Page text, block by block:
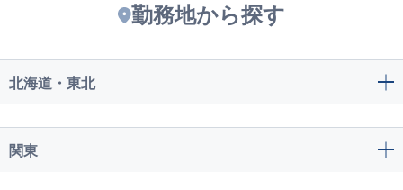
勤務地から探す
北海道・東北
関東